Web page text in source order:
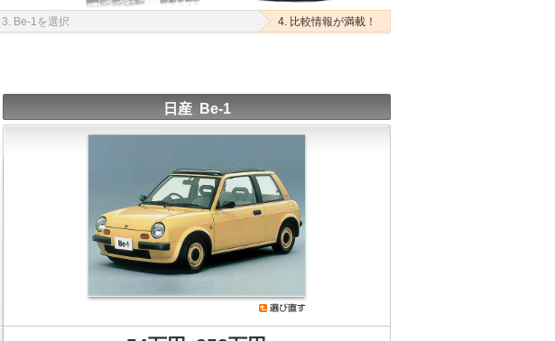
3. Be-1を選択 4. 比較情報が満載！
日産 Be-1